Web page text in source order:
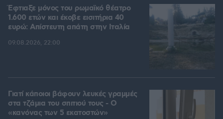
Έφτιαξε μόνος του ρωμαϊκό θέατρο
1.600 ετών και έκοβε εισιτήρια 40
ευρώ: Απίστευτη απάτη στην Ιταλία
09.08.2026, 22:00
Γιατί κάποιοι βάφουν λευκές γραμμές
στα τζάμια του σπιτιού τους - Ο
«κανόνας των 5 εκατοστών»